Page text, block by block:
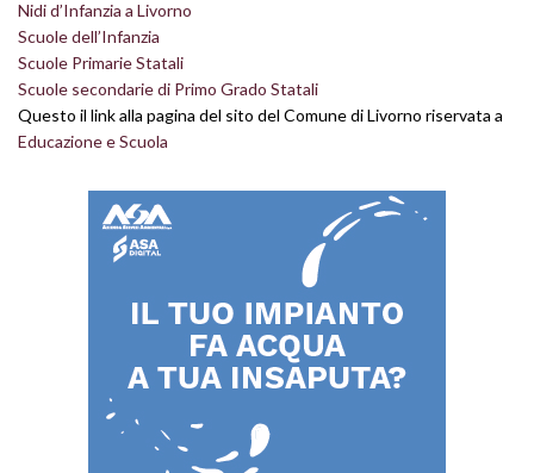
Nidi d’Infanzia a Livorno
Scuole dell’Infanzia
Scuole Primarie Statali
Scuole secondarie di Primo Grado Statali
Questo il link alla pagina del sito del Comune di Livorno riservata a
Educazione e Scuola